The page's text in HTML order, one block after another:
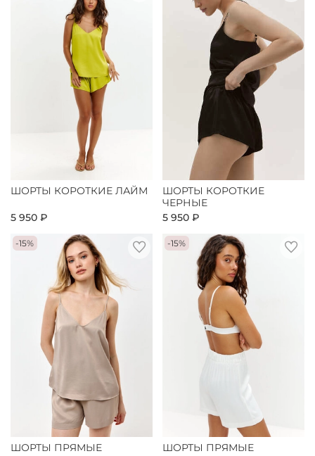
ШОРТЫ КОРОТКИЕ ЛАЙМ
5 950 ₽
ШОРТЫ КОРОТКИЕ
ЧЕРНЫЕ
5 950 ₽
-15%
ШОРТЫ ПРЯМЫЕ
-15%
ШОРТЫ ПРЯМЫЕ